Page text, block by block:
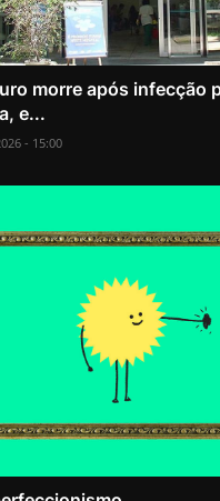
morre após infecção
e...
- 15:00